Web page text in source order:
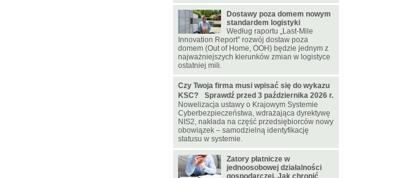
Dostawy poza domem nowym
standardem logistyki
Według raportu „Last-Mile
Innovation Report” rozwój dostaw poza
domem (Out of Home, OOH) będzie jednym z
najważniejszych kierunków zmian w logistyce
ostatniej mili.
Czy Twoja firma musi wpisać się do wykazu
KSC? Sprawdź przed 3 października 2026 r.
Nowelizacja ustawy o Krajowym Systemie
Cyberbezpieczeństwa, wdrażająca dyrektywę
NIS2, nakłada na część przedsiębiorców nowy
obowiązek – samodzielną identyfikację
statusu w systemie.
Zatory płatnicze w
jednoosobowej działalności
gospodarczej. Jak chronić